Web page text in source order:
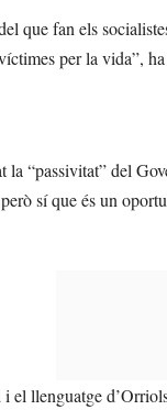
que fan els
per la vida”,
“passivitat” del
sí que és un
el llenguatge